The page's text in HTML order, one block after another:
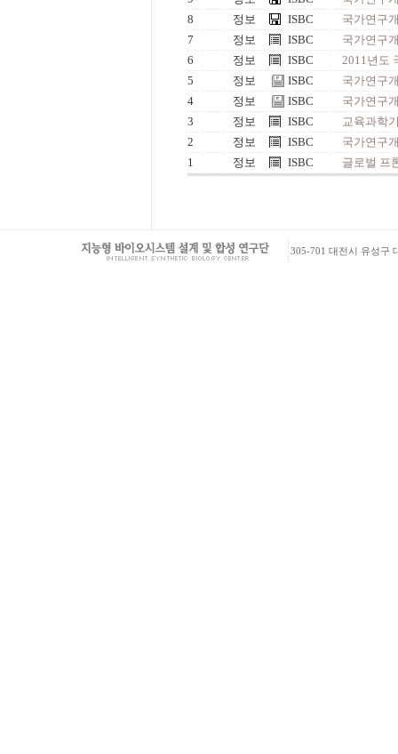
8
정보 ISBC
국가연구
7
정보 ISBC
국가연구
6
정보 ISBC
2011년도
5
정보 ISBC
국가연구
4
정보 ISBC
국가연구
3
정보 ISBC
교육과학
2
정보 ISBC
국가연구
1
정보 ISBC 글로벌 프
305-701 대전시 유성구